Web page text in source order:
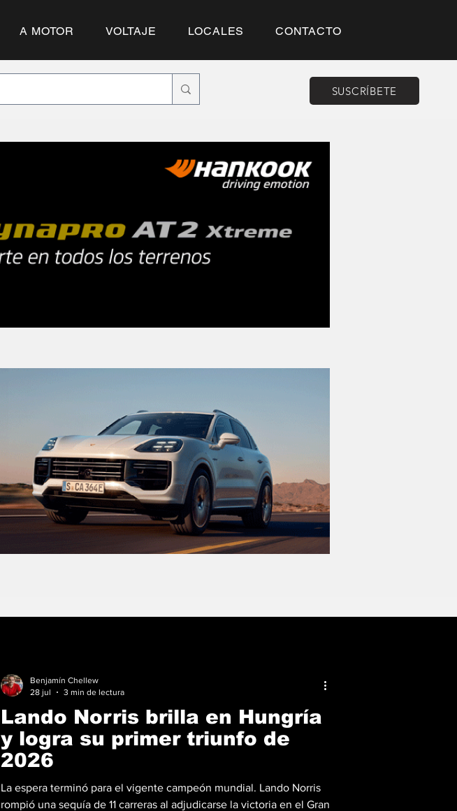
A MOTOR VOLTAJE LOCALES CONTACTO
SUSCRÍBETE
Lando Norris brilla en Hungría
y logra su primer triunfo de
2026
La espera terminó para el vigente campeón mundial. Lando Norris
rompió una sequía de 11 carreras al adjudicarse la victoria en el Gran
Benjamín Chellew
28 jul
3 min de lectura